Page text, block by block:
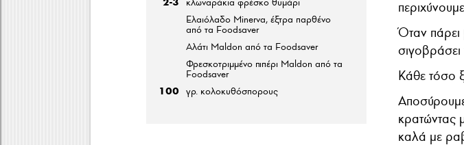
κλωναράκια φρέσκο θυμάρι
Ελαιόλαδο Minerva, έξτρα παρθένο
από τα Foodsaver
Αλάτι Maldon από τα Foodsaver
Φρεσκοτριμμένο πιπέρι Maldon από τα
Foodsaver
100 γρ. κολοκυθόσπορους
Όταν
Κάθε τόσο
κρατώντας
καλά με